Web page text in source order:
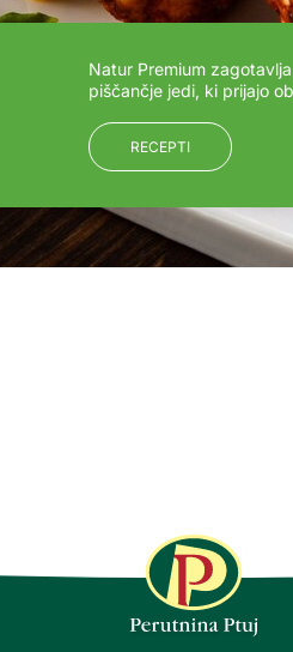
Natur Premium
piščančje jedi, ki prijajo
RECEPTI